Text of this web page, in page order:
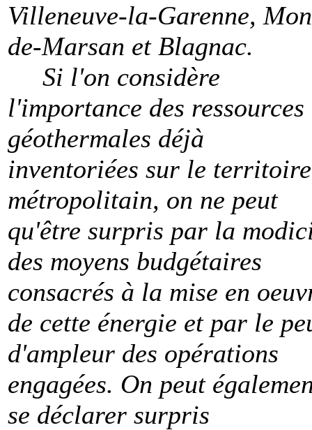
Villeneuve-la-Garenne,
de-Marsan et Blagnac.
Si l'on considère
l'importance des ressources
géothermales déjà
inventoriées sur le territoire
métropolitain, on ne peut
qu'être surpris par la
des moyens budgétaires
consacrés à la mise en
de cette énergie et par le
d'ampleur des opérations
engagées. On peut
se déclarer surpris